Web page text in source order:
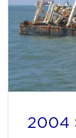
2004